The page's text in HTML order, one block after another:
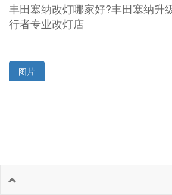
丰田塞纳改灯哪家好?丰田塞纳升
行者专业改灯店
图片